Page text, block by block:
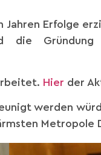
Erfolge
die Gründung
Hier der
werden
Metropole